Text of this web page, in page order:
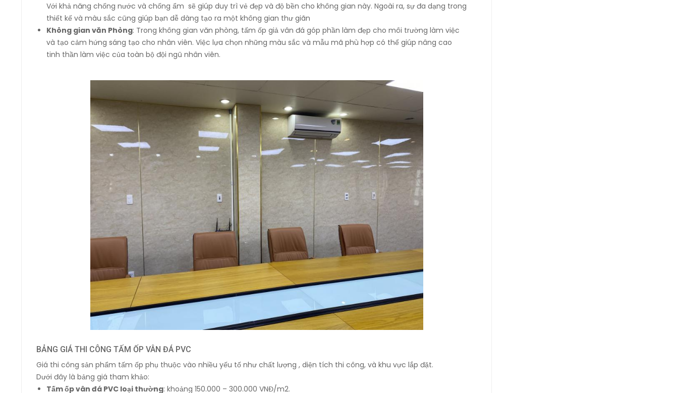
Với khả năng chống nước và chống ẩm sẽ giúp duy trì vẻ đẹp và độ bền cho không gian này. Ngoài ra, sự đa dạng trong
thiết kế và màu sắc cũng giúp bạn dễ dàng tạo ra một không gian thư giãn
Không gian văn Phòng: Trong không gian văn phòng, tấm ốp giả vân đá góp phần làm đẹp cho môi trường làm việc
và tạo cảm hứng sáng tạo cho nhân viên. Việc lựa chọn những màu sắc và mẫu mã phù hợp có thể giúp nâng cao
tinh thần làm việc của toàn bộ đội ngũ nhân viên.
BẢNG GIÁ THI CÔNG TẤM ỐP VÂN ĐÁ PVC
Giá thi công sản phẩm tấm ốp phụ thuộc vào nhiều yếu tố như chất lượng , diện tích thi công, và khu vực lắp đặt.
Dưới đây là bảng giá tham khảo:
Tấm ốp vân đá PVC loại thường: khoảng 150.000 – 300.000 VNĐ/m2.